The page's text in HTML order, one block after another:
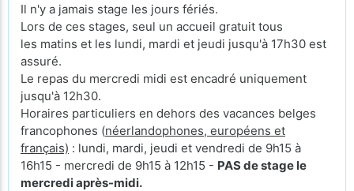
Il n'y a jamais stage les jours fériés.
Lors de ces stages, seul un accueil gratuit tous
les matins et les lundi, mardi et jeudi jusqu'à 17h30 est
assuré.
Le repas du mercredi midi est encadré uniquement
jusqu'à 12h30.
Horaires particuliers en dehors des vacances belges
francophones (néerlandophones, européens et
français) : lundi, mardi, jeudi et vendredi de 9h15 à
16h15 - mercredi de 9h15 à 12h15 - PAS de stage le
mercredi après-midi.